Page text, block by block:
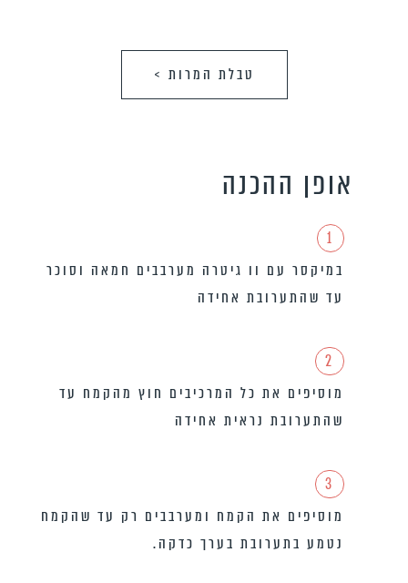
טבלת המרות >
אופן ההכנה
1
במיקסר עם וו גיטרה מערבבים חמאה וסוכר
עד שהתערובת אחידה
2
מוסיפים את כל המרכיבים חוץ מהקמח עד
שהתערובת נראית אחידה
3
מוסיפים את הקמח ומערבבים רק עד שהקמח
נטמע בתערובת בערך כדקה.